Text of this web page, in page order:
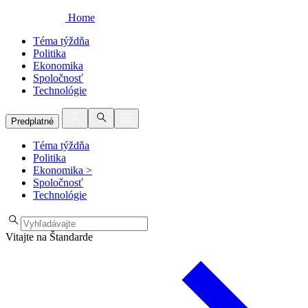
Home
Téma týždňa
Politika
Ekonomika
Spoločnosť
Technológie
Predplatné
Téma týždňa
Politika
Ekonomika >
Spoločnosť
Technológie
Vitajte na Štandarde